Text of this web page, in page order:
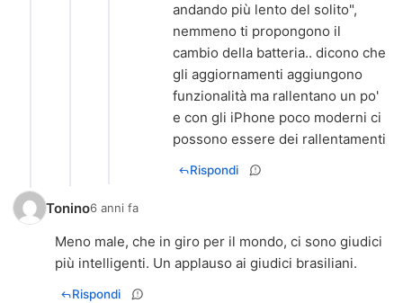
andando più lento del solito",
nemmeno ti propongono il
cambio della batteria.. dicono che
gli aggiornamenti aggiungono
funzionalità ma rallentano un po'
e con gli iPhone poco moderni ci
possono essere dei rallentamenti
Rispondi
Tonino6 anni fa
Meno male, che in giro per il mondo, ci sono giudici
più intelligenti. Un applauso ai giudici brasiliani.
Rispondi